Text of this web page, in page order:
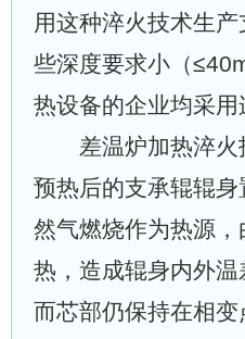
用这种淬火技术生
些深度要求小（
热设备的企业均采
差温炉加热淬火
预热后的支承辊辊
然气燃烧作为热源
热，造成辊身内外
而芯部仍保持在相